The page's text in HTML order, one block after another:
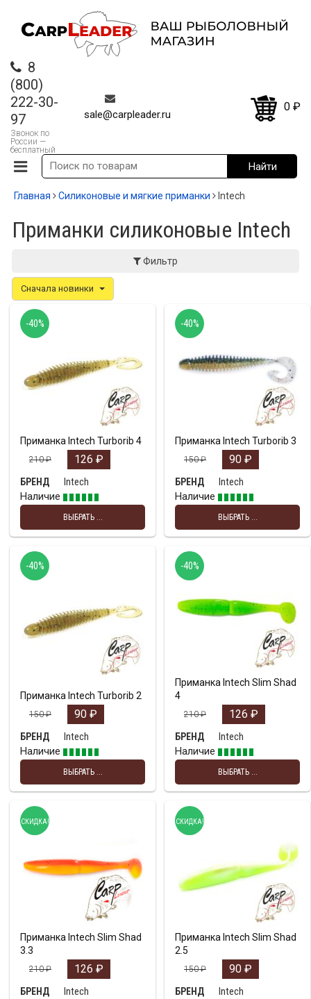
8
(800)
222-30-
97
Звонок по
России —
бесплатный
sale@carpleader.ru
0 ₽
Главная Силиконовые и мягкие приманки Intech
Приманки силиконовые Intech
Фильтр
Сначала новинки
Приманка Intech Turborib 4
210₽ 126 ₽
БРЕНД
Intech
Наличие
ВЫБРАТЬ ...
-40%
Приманка Intech Turborib 3
150₽ 90 ₽
БРЕНД
Intech
Наличие
ВЫБРАТЬ ...
-40%
Приманка Intech Turborib 2
150₽ 90 ₽
БРЕНД
Intech
Наличие
ВЫБРАТЬ ...
-40%
Приманка Intech Slim Shad
4
210₽ 126 ₽
БРЕНД
Intech
Наличие
ВЫБРАТЬ ...
-40%
Приманка Intech Slim Shad
3.3
210₽ 126 ₽
БРЕНД
Intech
СКИДКА!
Приманка Intech Slim Shad
2.5
150₽ 90 ₽
БРЕНД
Intech
СКИДКА!